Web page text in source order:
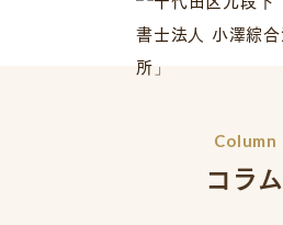
Column
コラム